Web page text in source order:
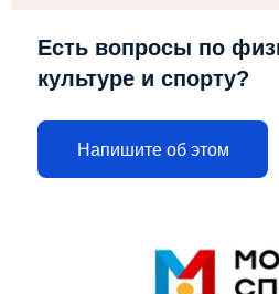
Есть вопросы по
культуре и спорту?
Напишите об этом